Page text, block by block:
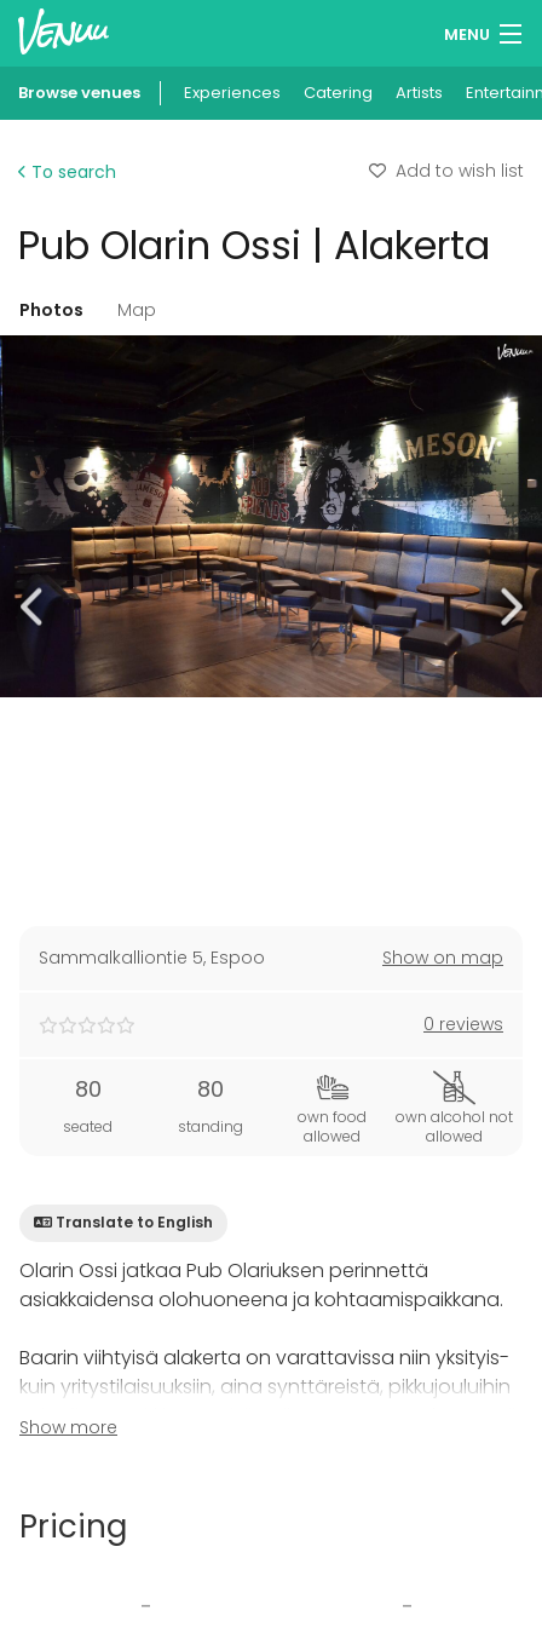
MENU
Wish lists
Add your venue
Browse venues Experiences Catering Artists
To search Add to wish list
Pub Olarin Ossi | Alakerta
Photos Map
Sammalkalliontie 5, Espoo Show on map
0 reviews
80
seated
80
standing
own food
allowed
own alcohol not
allowed
Translate to English
Olarin Ossi jatkaa Pub Olariuksen perinnettä
asiakkaidensa olohuoneena ja kohtaamispaikkana.
Baarin viihtyisä alakerta on varattavissa niin yksityis-
kuin yritystilaisuuksiin, aina synttäreistä, pikkujouluihin
sekä firman virkistyspäiviin. Tilan rento tunnelma sopii
moneen.
teidän käytössänne. Tapahtumaan voi varata myös
Show more
Pricing
- -